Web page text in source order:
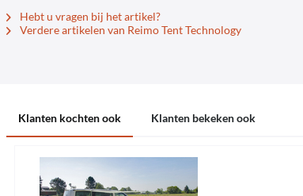
Hebt u vragen bij het artikel?
Verdere artikelen van Reimo Tent Technology
Klanten kochten ook Klanten bekeken ook